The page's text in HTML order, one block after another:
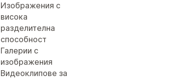
Изображения с
висока
разделителна
способност
Галерии с
изображения
Видеоклипове за